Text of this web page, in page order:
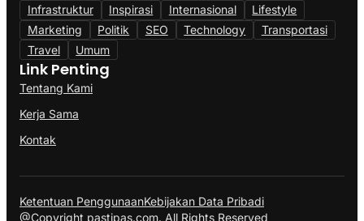
Infrastruktur
Inspirasi Internasional
Lifestyle
Marketing
Politik SEO Technology
Transportasi
Travel
Umum
Link Penting
Tentang Kami
Kerja Sama
Kontak
Ketentuan PenggunaanKebijakan Data Pribadi
@Copyright pastipas.com. All Rights Reserved